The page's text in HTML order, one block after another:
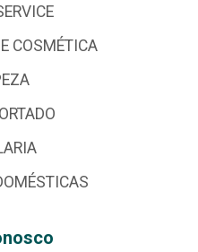
COSMÉTICA